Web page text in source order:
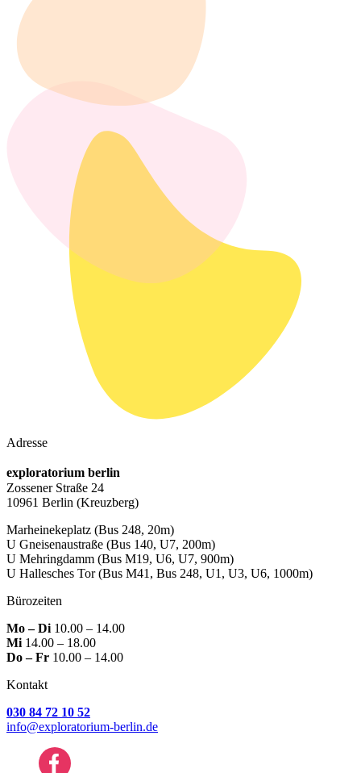
Adresse
exploratorium berlin
Zossener Straße 24
10961 Berlin (Kreuzberg)
Marheinekeplatz (Bus 248, 20m)
U Gneisenaustraße (Bus 140, U7, 200m)
U Mehringdamm (Bus M19, U6, U7, 900m)
U Hallesches Tor(Bus M41, Bus 248, U1, U3, U6, 1000m)
Bürozeiten
Mo – Di 10.00 – 14.00
Mi 14.00 – 18.00
Do – Fr 10.00 – 14.00
Kontakt
030 84 72 10 52
info@exploratorium-berlin.de